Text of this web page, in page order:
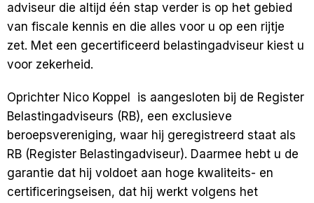
adviseur die altijd één stap verder is op het gebied
van fiscale kennis en die alles voor u op een rijtje
zet. Met een gecertificeerd belastingadviseur kiest u
voor zekerheid.
Oprichter Nico Koppel is aangesloten bij de Register
Belastingadviseurs (RB), een exclusieve
beroepsvereniging, waar hij geregistreerd staat als
RB (Register Belastingadviseur). Daarmee hebt u de
garantie dat hij voldoet aan hoge kwaliteits- en
certificeringseisen, dat hij werkt volgens het